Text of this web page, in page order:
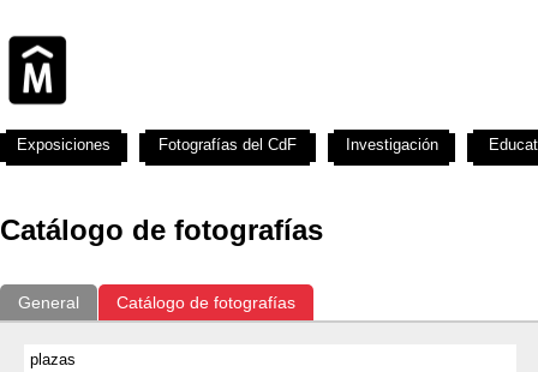
Catálogo de fotografías
General Catálogo de fotografías
Exposiciones Fotografías del CdF Investigación